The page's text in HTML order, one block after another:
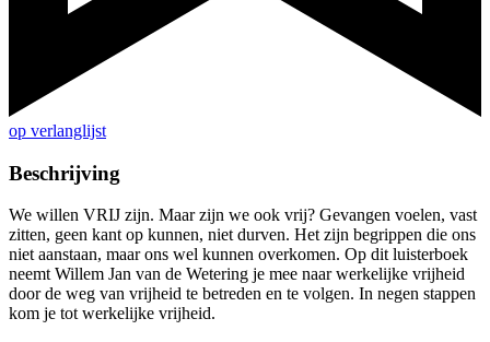
op verlanglijst
Beschrijving
We willen VRIJ zijn. Maar zijn we ook vrij? Gevangen voelen, vast
zitten, geen kant op kunnen, niet durven. Het zijn begrippen die ons
niet aanstaan, maar ons wel kunnen overkomen. Op dit luisterboek
neemt Willem Jan van de Wetering je mee naar werkelijke vrijheid
door de weg van vrijheid te betreden en te volgen. In negen stappen
kom je tot werkelijke vrijheid.